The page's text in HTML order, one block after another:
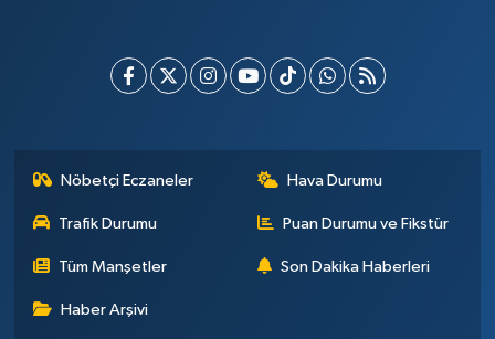
Nöbetçi Eczaneler Hava Durumu
Trafik Durumu Puan Durumu ve Fikstür
Tüm Manşetler Son Dakika Haberleri
Haber Arşivi